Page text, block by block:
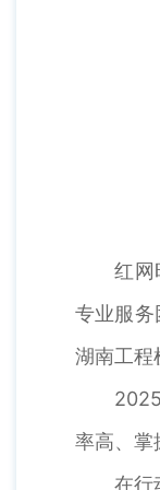
红网时
专业服务
湖南工程
2025年
率高、掌
在行动